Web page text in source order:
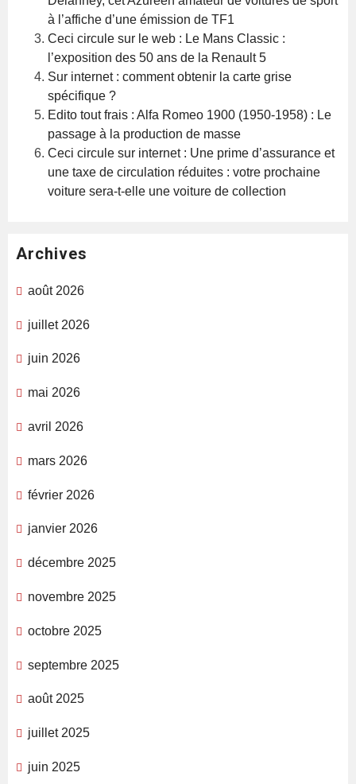
à l’affiche d’une émission de TF1
Ceci circule sur le web : Le Mans Classic :
l’exposition des 50 ans de la Renault 5
Sur internet : comment obtenir la carte grise
spécifique ?
Edito tout frais : Alfa Romeo 1900 (1950-1958) : Le
passage à la production de masse
Ceci circule sur internet : Une prime d’assurance et
une taxe de circulation réduites : votre prochaine
voiture sera-t-elle une voiture de collection
Archives
août 2026
juillet 2026
juin 2026
mai 2026
avril 2026
mars 2026
février 2026
janvier 2026
décembre 2025
novembre 2025
octobre 2025
septembre 2025
août 2025
juillet 2025
juin 2025